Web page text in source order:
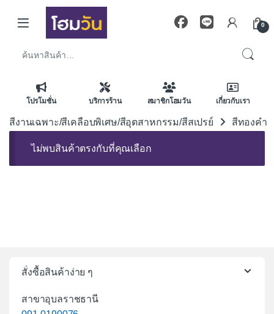
Skip to navigation
Skip to content
0
โปรโมชั่น บริการร้าน สมาชิกโฮมวัน เกี่ยวกับเรา
สีงานเฉพาะ/สีเคลือบพิเศษ/สีอุตสาหกรรม/สีสเปรย์ สีทองคำ
ไม่พบสินค้าตรงกับที่คุณเลือก
สั่งซื้อสินค้าง่าย ๆ
สาขาอุบลราชธานี